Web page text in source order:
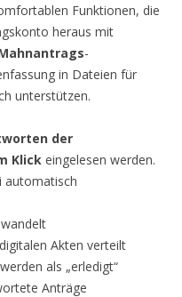
Funktionen, die
heraus mit
-
in Dateien für
unterstützen.
der
Klick eingelesen werden.
automatisch
Akten verteilt
als „erledigt“
Anträge